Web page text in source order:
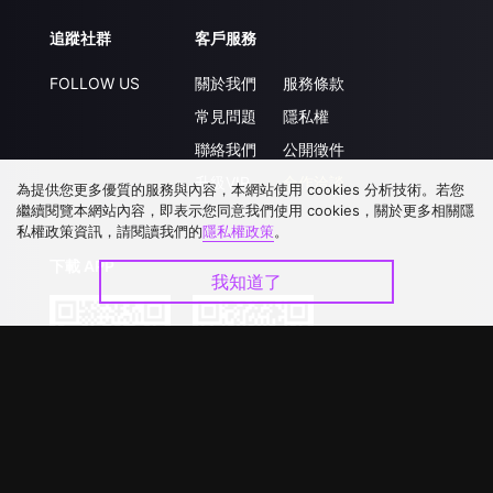
追蹤社群
FOLLOW US
客戶服務
關於我們
常見問題
聯絡我們
升級VIP
服務條款
隱私權
公開徵件
合作洽談
下載 APP
為提供您更多優質的服務與內容，本網站使用 cookies 分析技術。若您
繼續閱覽本網站內容，即表示您同意我們使用 cookies，關於更多相關隱
私權政策資訊，請閱讀我們的隱私權政策。
我知道了